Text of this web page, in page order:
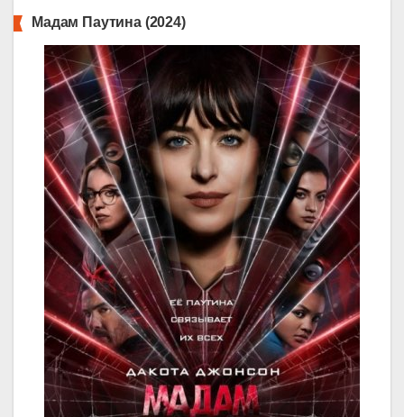
Мадам Паутина (2024)